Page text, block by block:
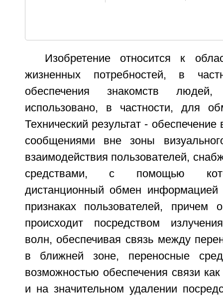
Изобретение относится к
жизненных потребностей, в
обеспечения знакомств
использовано, в частности, для
Технический результат -
сообщениями вне зоны
взаимодействия пользователей,
средствами, с помощью
дистанционный обмен информацией
признаках пользователей, причем
происходит посредством
волн, обеспечивая связь между
в ближней зоне, переносные
возможностью обеспечения связи
и на значительном удалении